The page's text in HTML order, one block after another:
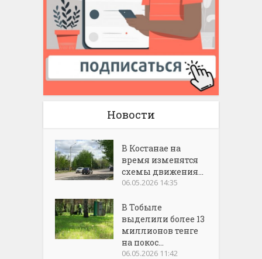
Новости
В Костанае на
время изменятся
схемы движения...
06.05.2026 14:35
В Тобыле
выделили более 13
миллионов тенге
на покос...
06.05.2026 11:42